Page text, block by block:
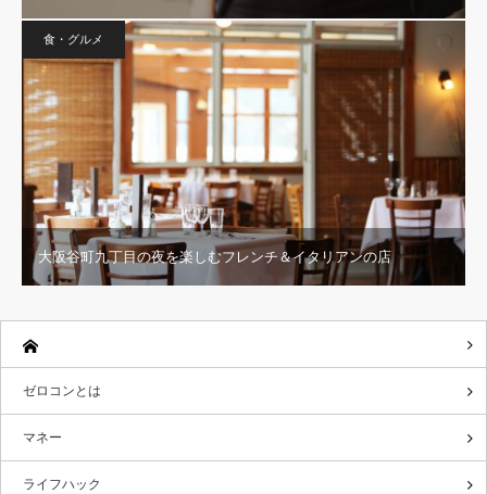
食・グルメ
大阪谷町九丁目の夜を楽しむフレンチ＆イタリアンの店
ゼロコンとは
マネー
ライフハック